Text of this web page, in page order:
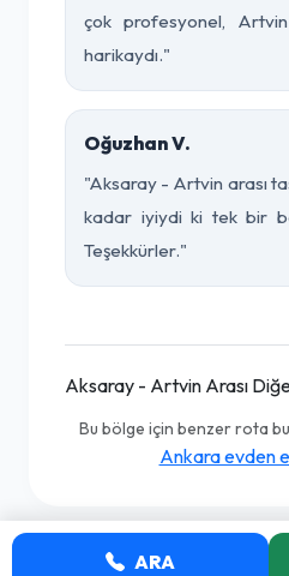
çok profesyonel,
harikaydı."
Oğuzhan V.
"Aksaray - Artvin arası
kadar iyiydi ki tek bir
Teşekkürler."
Aksaray - Artvin Arası
Bu bölge için benzer rota
Ankara evden
ARA